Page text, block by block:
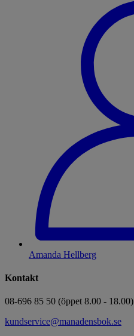
Amanda Hellberg
Kontakt
08-696 85 50 (öppet 8.00 - 18.00)
kundservice@manadensbok.se